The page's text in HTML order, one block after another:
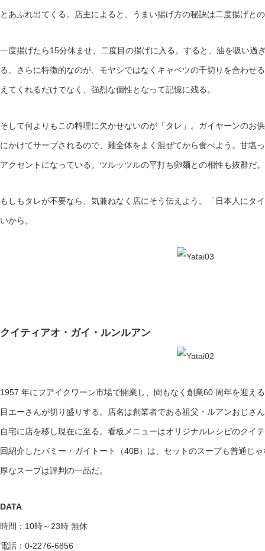
とあふれ出てくる。店主によると、うまい揚げ方の秘訣は二度揚げと
一度揚げたら15分休ませ、二度目の揚げに入る。すると、油を吸い過
る。さらに特徴的なのが、モヤシではなくキャベツの千切りを合わせ
えてくれるだけでなく、強烈な個性となって記憶に残る。
そして何よりもこの料理に欠かせないのが「タレ」。ガイヤーンのお
にかけてサーブされるので、麺全体をよく混ぜてから食べよう。甘塩
アクセントになっている。ツルッツルの平打ち卵麺との相性も抜群だ。
もしもタレが不要なら、気兼ねなく店にそう伝えよう。「日本人にタ
いから。
クイティアオ・ガイ・ルンルアン
1957 年にフアイクワーン市場で開業し、間もなく創業60 周年を迎え
目エーさんが切り盛りする。店名は創業者である祖父・ルアンおじさ
自宅に店を移し現在に至る。看板メニューはオリジナルレシピのクイ
回紹介したバミー・ガイトート（40B）は、セットのスープも普通じ
厚なスープは評判の一品だ。
DATA
時間：10時～23時 無休
電話：0-2276-6856